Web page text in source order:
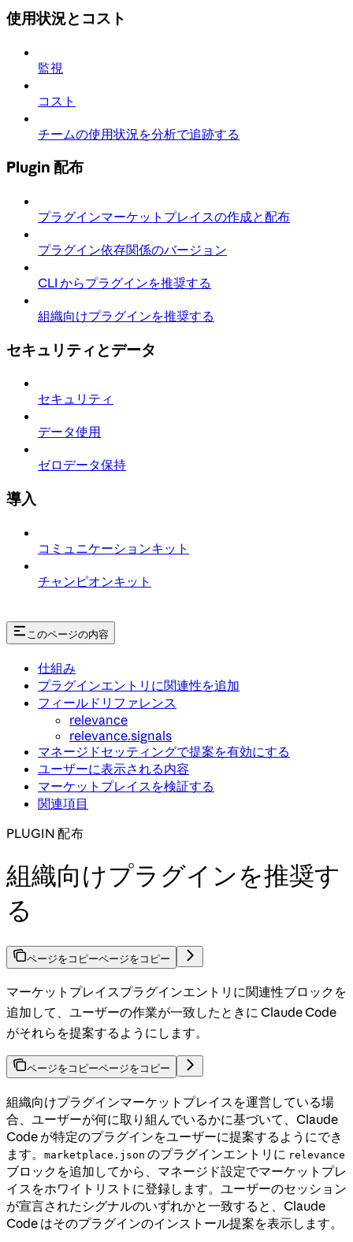
使用状況とコスト
監視
コスト
チームの使用状況を分析で追跡する
Plugin 配布
プラグインマーケットプレイスの作成と配布
プラグイン依存関係のバージョン
CLI からプラグインを推奨する
組織向けプラグインを推奨する
セキュリティとデータ
セキュリティ
データ使用
ゼロデータ保持
導入
コミュニケーションキット
チャンピオンキット
このページの内容
仕組み
プラグインエントリに関連性を追加
フィールドリファレンス
relevance
relevance.signals
マネージドセッティングで提案を有効にする
ユーザーに表示される内容
マーケットプレイスを検証する
関連項目
PLUGIN 配布
組織向けプラグインを推奨す
る
ページをコピーページをコピー
マーケットプレイスプラグインエントリに関連性ブロックを
追加して、ユーザーの作業が一致したときに Claude Code
がそれらを提案するようにします。
ページをコピーページをコピー
組織向けプラグインマーケットプレイスを運営している場
合、ユーザーが何に取り組んでいるかに基づいて、Claude
Code が特定のプラグインをユーザーに提案するようにでき
ます。
marketplace.json のプラグインエントリに relevance
ブロックを追加してから、マネージド設定でマーケットプレ
イスをホワイトリストに登録します。ユーザーのセッション
が宣言されたシグナルのいずれかと一致すると、Claude
Code はそのプラグインのインストール提案を表示します。